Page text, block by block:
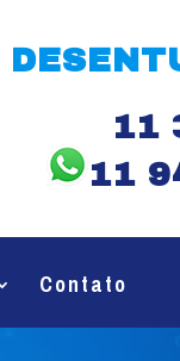
11
11
Contato